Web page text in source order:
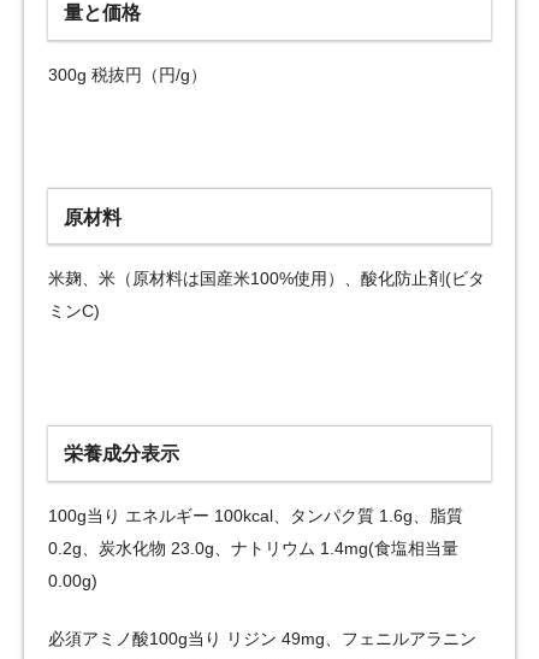
量と価格
300g 税抜円（円/g）
原材料
米麹、米（原材料は国産米100%使用）、酸化防止剤(ビタ
ミンC)
栄養成分表示
100g当り エネルギー 100kcal、タンパク質 1.6g、脂質
0.2g、炭水化物 23.0g、ナトリウム 1.4mg(食塩相当量
0.00g)
必須アミノ酸100g当り リジン 49mg、フェニルアラニン